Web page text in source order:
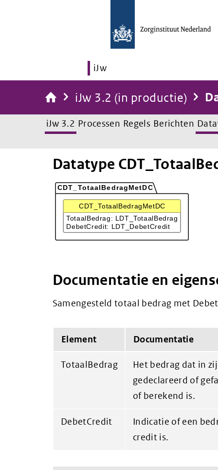
iJw
iJw 3.2 (in productie)
iJw 3.2 Processen Regels Berichten
Datatype
Documentatie en
Samengesteld totaal bedrag met
Element Documentatie
TotaalBedrag
Het bedrag dat in
gedeclareerd of
of berekend is.
DebetCredit
Indicatie of een
credit is.